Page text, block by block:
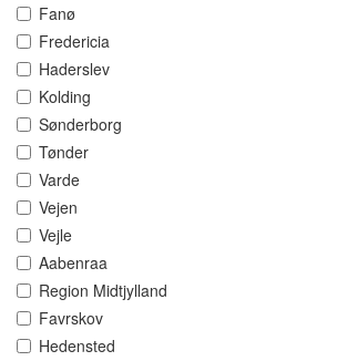
Fanø
Fredericia
Haderslev
Kolding
Sønderborg
Tønder
Varde
Vejen
Vejle
Aabenraa
Region Midtjylland
Favrskov
Hedensted